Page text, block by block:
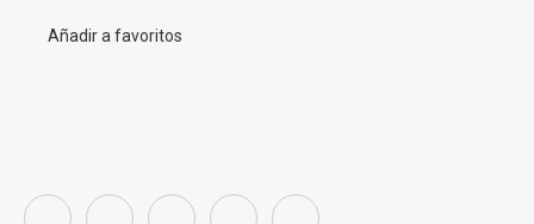
Añadir a favoritos